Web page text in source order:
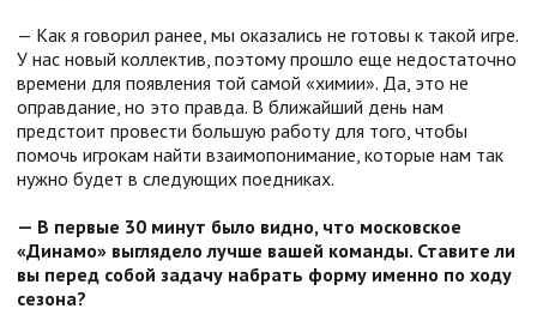
— Как я говорил ранее, мы оказались не готовы к такой игре.
У нас новый коллектив, поэтому прошло еще недостаточно
времени для появления той самой «химии». Да, это не
оправдание, но это правда. В ближайший день нам
предстоит провести большую работу для того, чтобы
помочь игрокам найти взаимопонимание, которые нам так
нужно будет в следующих поедниках.
— В первые 30 минут было видно, что московское
«Динамо» выглядело лучше вашей команды. Ставите ли
вы перед собой задачу набрать форму именно по ходу
сезона?